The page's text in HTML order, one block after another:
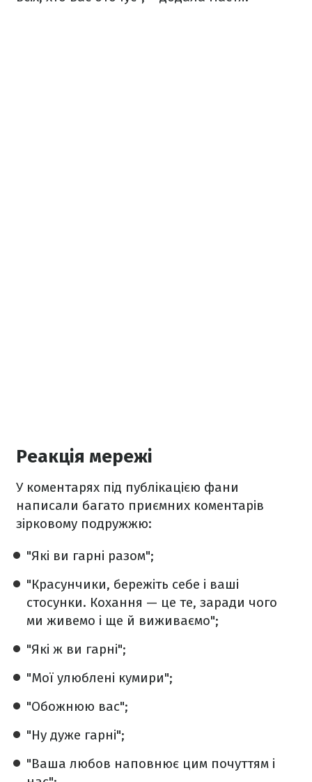
Реакція мережі
У коментарях під публікацією фани
написали багато приємних коментарів
зірковому подружжю:
"Які ви гарні разом";
"Красунчики, бережіть себе і ваші
стосунки. Кохання — це те, заради чого
ми живемо і ще й виживаємо";
"Які ж ви гарні";
"Мої улюблені кумири";
"Обожнюю вас";
"Ну дуже гарні";
"Ваша любов наповнює цим почуттям і